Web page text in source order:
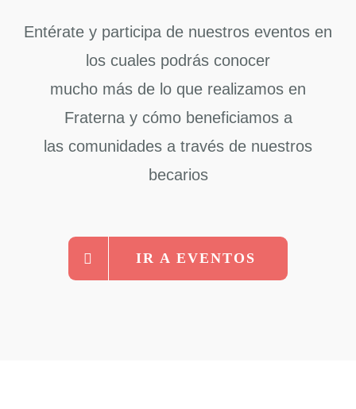
Entérate y participa de nuestros eventos en
los cuales podrás conocer
mucho más de lo que realizamos en
Fraterna y cómo beneficiamos a
las comunidades a través de nuestros
becarios
IR A EVENTOS